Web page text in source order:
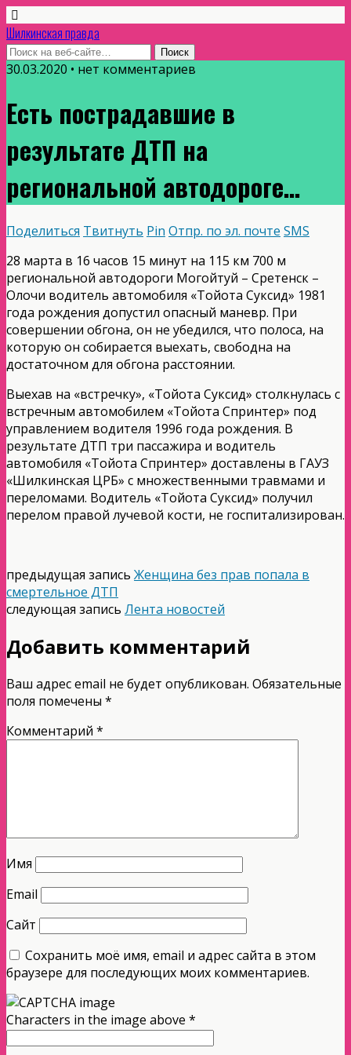
Шилкинская правда
30.03.2020 • нет комментариев
Есть пострадавшие в
результате ДТП на
региональной автодороге…
Поделиться Твитнуть Pin Отпр. по эл. почте SMS
28 марта в 16 часов 15 минут на 115 км 700 м
региональной автодороги Могойтуй – Сретенск –
Олочи водитель автомобиля «Тойота Суксид» 1981
года рождения допустил опасный маневр. При
совершении обгона, он не убедился, что полоса, на
которую он собирается выехать, свободна на
достаточном для обгона расстоянии.
Выехав на «встречку», «Тойота Суксид» столкнулась с
встречным автомобилем «Тойота Спринтер» под
управлением водителя 1996 года рождения. В
результате ДТП три пассажира и водитель
автомобиля «Тойота Спринтер» доставлены в ГАУЗ
«Шилкинская ЦРБ» с множественными травмами и
переломами. Водитель «Тойота Суксид» получил
перелом правой лучевой кости, не госпитализирован.
предыдущая запись Женщина без прав попала в
смертельное ДТП
следующая запись Лента новостей
Добавить комментарий
Ваш адрес email не будет опубликован. Обязательные
поля помечены *
Комментарий *
Имя
Email
Сайт
Сохранить моё имя, email и адрес сайта в этом
браузере для последующих моих комментариев.
Characters in the image above *